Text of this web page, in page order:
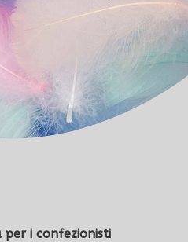
per i confezionisti